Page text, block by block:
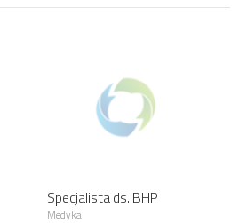
Specjalista ds. BHP
Medyka